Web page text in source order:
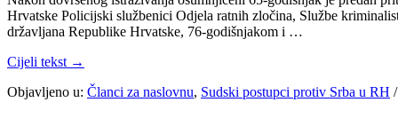
Hrvatske Policijski službenici Odjela ratnih zločina, Službe
državljana Republike Hrvatske, 76-godišnjakom i …
Cijeli tekst →
Objavljeno u: Članci za naslovnu, Sudski postupci protiv Srba u RH